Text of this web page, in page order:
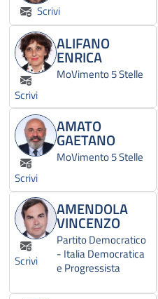
Scrivi
Scrivi
ALIFANO
ENRICA
MoVimento 5 Stelle
Scrivi
AMATO
GAETANO
MoVimento 5 Stelle
Scrivi
AMENDOLA
VINCENZO
Partito Democratico
- Italia Democratica
e Progressista